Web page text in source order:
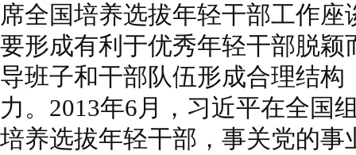
席全国培养选拔年轻干部工作
要形成有利于优秀年轻干部脱颖
导班子和干部队伍形成合理结构
力。2013年6月，习近平在全国
培养选拔年轻干部，事关党的事